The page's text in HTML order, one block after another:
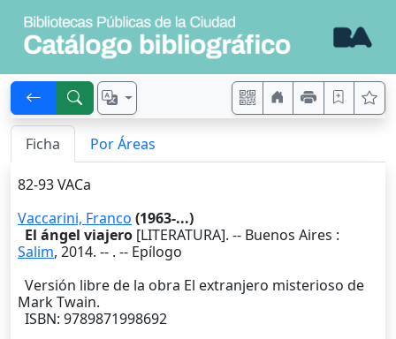
Ficha Por Áreas
82-93 VACa
Vaccarini, Franco (1963-...)
El ángel viajero [LITERATURA]. -- Buenos Aires :
Salim, 2014. -- . -- Epílogo
Versión libre de la obra El extranjero misterioso de
Mark Twain.
ISBN: 9789871998692